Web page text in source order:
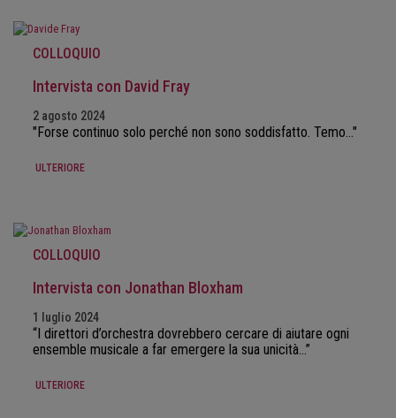
COLLOQUIO
Intervista con David Fray
2 agosto 2024
"Forse continuo solo perché non sono soddisfatto. Temo..."
ULTERIORE
COLLOQUIO
Intervista con Jonathan Bloxham
1 luglio 2024
“I direttori d’orchestra dovrebbero cercare di aiutare ogni
ensemble musicale a far emergere la sua unicità…”
ULTERIORE